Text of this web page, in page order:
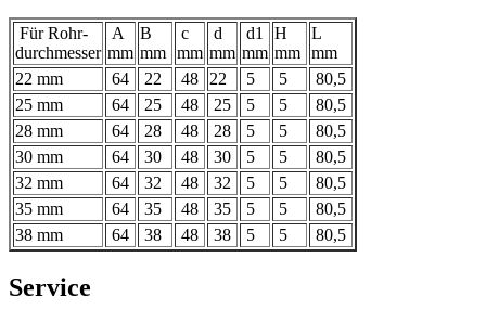
Für Rohr-
durchmesser
A
mm
B
mm
c
mm
d
mm
d1
mm
H
mm
L
mm
22 mm
64 22 48 22 5 5
80,5
25 mm
64 25 48 25 5 5
80,5
28 mm
64 28 48 28 5 5
80,5
30 mm
64 30 48 30 5 5
80,5
32 mm
64 32 48 32 5 5
80,5
35 mm
64 35 48 35 5 5
80,5
38 mm
64 38 48 38 5 5 80,5
Service